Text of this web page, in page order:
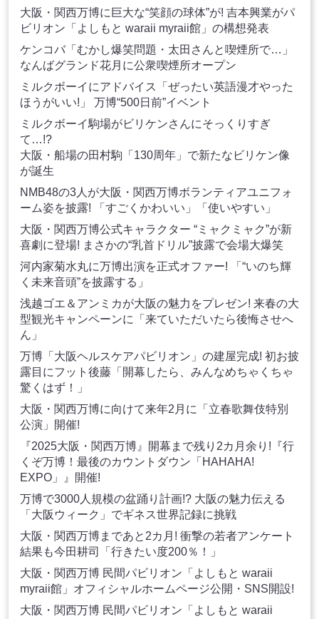
大阪・関西万博に巨大な“笑顔の球体”が! 吉本興業がパ
ビリオン「よしもと waraii myraii館」の構想発表
ケンコバ「むかし爆笑問題・太田さんと喫煙所で…」
なんばグランド花月に公衆喫煙所オープン
ミルクボーイにアドバイス「ぜったい英語漫才やった
ほうがいい!」 万博“500日前”イベント
ミルクボーイ駒場がビリケンさんにそっくりすぎ
て…!?
大阪・船場の田村駒「130周年」で新たなビリケン像
が誕生
NMB48の3人が大阪・関西万博ボランティアユニフォ
ーム姿を披露! 「すごくかわいい」「使いやすい」
大阪・関西万博公式キャラクター “ミャクミャク”が新
喜劇に登場! まさかの“乳首ドリル”披露で会場大爆笑
河内家菊水丸に万博出演を正式オファー! 「“いのち輝
く未来音頭”を披露する」
浅越ゴエ＆アンミカが大阪の魅力をプレゼン! 来春の大
型観光キャンペーンに「来ていただいたら後悔させへ
ん」
万博「大阪ヘルスケアパビリオン」の建屋完成! 初お披
露目にフット後藤「開幕したら、みんなめちゃくちゃ
驚くはず！」
大阪・関西万博に向けて来年2月に「立春歌舞伎特別
公演」開催!
『2025大阪・関西万博』開幕まで残り2カ月余り!『行
くぞ万博！最後のカウントダウン「HAHAHA!
EXPO」』開催!
万博で3000人規模の盆踊り計画!? 大阪の魅力伝える
「大阪ウィーク」でギネス世界記録に挑戦
大阪・関西万博まであと2カ月! 衝撃の若者アンケート
結果も今田耕司「行きたい度200％！」
大阪・関西万博 民間パビリオン「よしもと waraii
myraii館」オフィシャルホームページ公開・SNS開設!
大阪・関西万博 民間パビリオン「よしもと waraii